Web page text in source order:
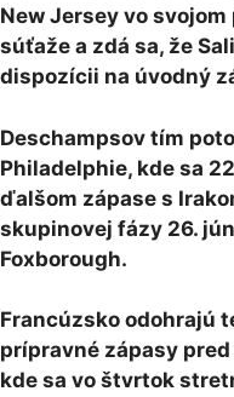
New Jersey vo
súťaže a zdá sa, že
dispozícii na úvodný
Deschampsov tím
Philadelphie, kde sa
ďalšom zápase s
skupinovej fázy 26.
Foxborough.
Francúzsko odohrajú
prípravné zápasy
kde sa vo štvrtok